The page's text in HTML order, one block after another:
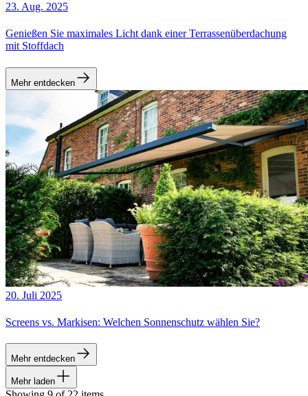
23. Aug. 2025
Genießen Sie maximales Licht dank einer Terrassenüberdachung
mit Stoffdach
Mehr entdecken
20. Juli 2025
Screens vs. Markisen: Welchen Sonnenschutz wählen Sie?
Mehr entdecken
Mehr laden